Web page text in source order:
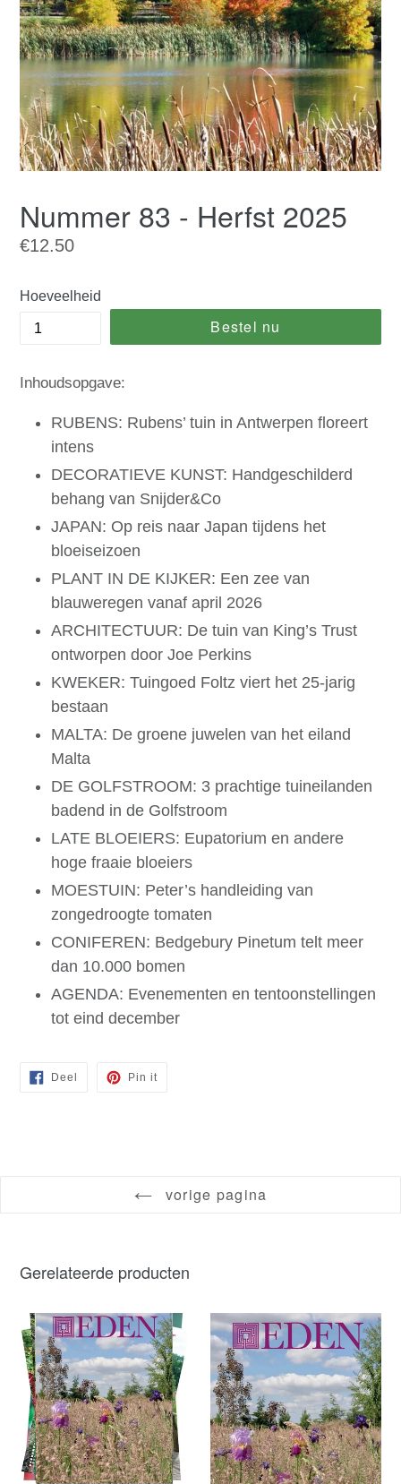
Nummer 83 - Herfst 2025
Normale
€12.50
Hoeveelheid
Bestel nu
Inhoudsopgave:
RUBENS: Rubens’ tuin in Antwerpen floreert
intens
DECORATIEVE KUNST: Handgeschilderd
behang van Snijder&Co
JAPAN: Op reis naar Japan tijdens het
bloeiseizoen
PLANT IN DE KIJKER: Een zee van
blauweregen vanaf april 2026
ARCHITECTUUR: De tuin van King’s Trust
ontworpen door Joe Perkins
KWEKER: Tuingoed Foltz viert het 25-jarig
bestaan
MALTA: De groene juwelen van het eiland
Malta
DE GOLFSTROOM: 3 prachtige tuineilanden
badend in de Golfstroom
LATE BLOEIERS: Eupatorium en andere
hoge fraaie bloeiers
MOESTUIN: Peter’s handleiding van
zongedroogte tomaten
CONIFEREN: Bedgebury Pinetum telt meer
dan 10.000 bomen
AGENDA: Evenementen en tentoonstellingen
tot eind december
Deel Pin itPin
vorige pagina
Gerelateerde producten